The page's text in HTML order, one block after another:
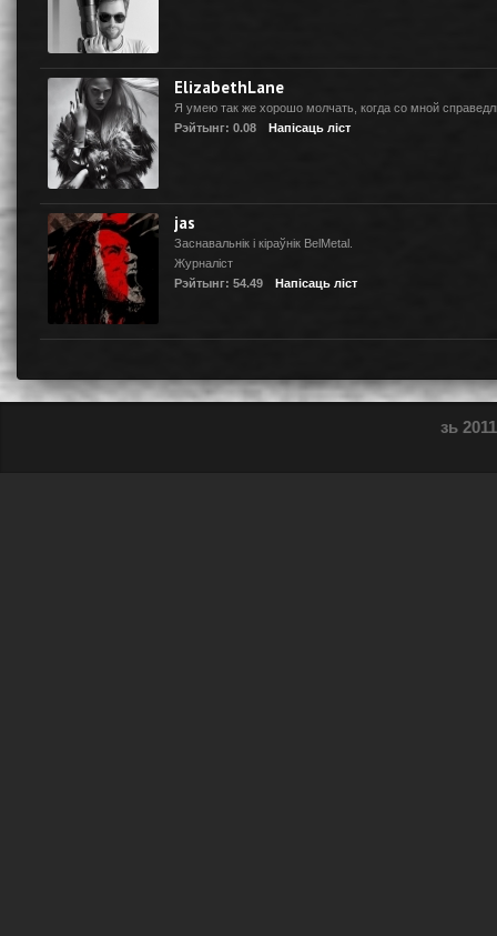
ElizabethLane
Я умею так же хорошо молчать, когда со мной
Рэйтынг: 0.08
Напісаць ліст
jas
Заснавальнік і кіраўнік BelMetal.
Журналіст
Рэйтынг: 54.49
Напісаць ліст
зь 2011